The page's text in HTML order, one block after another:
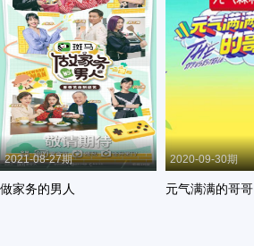
2021-08-27期
做家务的男人
2020-09-30期
元气满满的哥哥